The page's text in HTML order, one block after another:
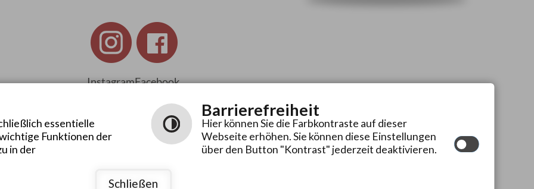
InstagramFacebook
Leichte
Gebärdensprache
essentielle
Funktionen der
in der
Barrierefreiheit
Hier können Sie die Farbkontraste auf dieser
Webseite erhöhen. Sie können diese Einstellungen
über den Button "Kontrast" jederzeit deaktivieren.
Schließen